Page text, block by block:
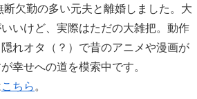
欠勤の多い元夫と離婚しました。大
いけど、実際はただの大雑把。動作
れオタ（？）で昔のアニメや漫画が
幸せへの道を模索中です。
こちら。